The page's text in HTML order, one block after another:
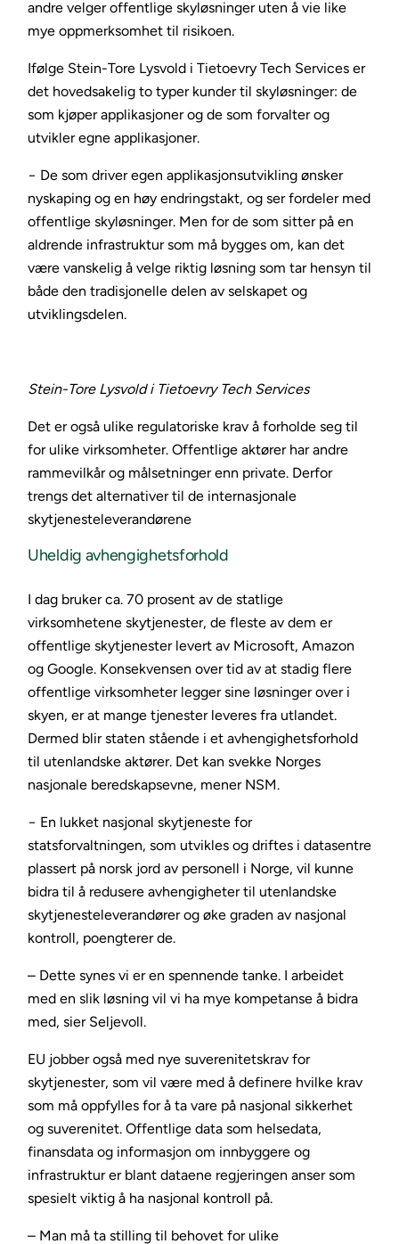
andre velger offentlige skyløsninger uten å vie like
mye oppmerksomhet til risikoen.
Ifølge Stein-Tore Lysvold i Tietoevry Tech Services er
det hovedsakelig to typer kunder til skyløsninger: de
som kjøper applikasjoner og de som forvalter og
utvikler egne applikasjoner.
− De som driver egen applikasjonsutvikling ønsker
nyskaping og en høy endringstakt, og ser fordeler med
offentlige skyløsninger. Men for de som sitter på en
aldrende infrastruktur som må bygges om, kan det
være vanskelig å velge riktig løsning som tar hensyn til
både den tradisjonelle delen av selskapet og
utviklingsdelen.
Stein-Tore Lysvold i Tietoevry Tech Services
Det er også ulike regulatoriske krav å forholde seg til
for ulike virksomheter. Offentlige aktører har andre
rammevilkår og målsetninger enn private. Derfor
trengs det alternativer til de internasjonale
skytjenesteleverandørene
Uheldig avhengighetsforhold
I dag bruker ca. 70 prosent av de statlige
virksomhetene skytjenester, de fleste av dem er
offentlige skytjenester levert av Microsoft, Amazon
og Google. Konsekvensen over tid av at stadig flere
offentlige virksomheter legger sine løsninger over i
skyen, er at mange tjenester leveres fra utlandet.
Dermed blir staten stående i et avhengighetsforhold
til utenlandske aktører. Det kan svekke Norges
nasjonale beredskapsevne, mener NSM.
− En lukket nasjonal skytjeneste for
statsforvaltningen, som utvikles og driftes i datasentre
plassert på norsk jord av personell i Norge, vil kunne
bidra til å redusere avhengigheter til utenlandske
skytjenesteleverandører og øke graden av nasjonal
kontroll, poengterer de.
– Dette synes vi er en spennende tanke. I arbeidet
med en slik løsning vil vi ha mye kompetanse å bidra
med, sier Seljevoll.
EU jobber også med nye suverenitetskrav for
skytjenester, som vil være med å definere hvilke krav
som må oppfylles for å ta vare på nasjonal sikkerhet
og suverenitet. Offentlige data som helsedata,
finansdata og informasjon om innbyggere og
infrastruktur er blant dataene regjeringen anser som
spesielt viktig å ha nasjonal kontroll på.
– Man må ta stilling til behovet for ulike